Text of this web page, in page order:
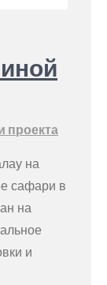
проекта
на
сафари в
на
и